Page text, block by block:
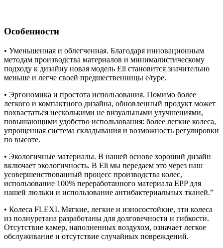
Особенности
• Уменьшенная и облегченная. Благодаря инновационным
методам производства материалов и минималистическому
подходу к дизайну новая модель Eli становится значительно
меньше и легче своей предшественницы e/type.
• Эргономика и простота использования. Помимо более
легкого и компактного дизайна, обновленный продукт может
похвастаться несколькими не визуальными улучшениями,
повышающими удобство использования: более легкие колеса,
упрощенная система складывания и возможность регулировки
по высоте.
• Экологичные материалы. В нашей основе хороший дизайн
включает экологичность. В Eli мы передаем это через наш
усовершенствованный процесс производства колес,
использование 100% переработанного материала EPP для
нашей люльки и использование антибактериальных тканей.”
• Колеса FLEXI. Мягкие, легкие и износостойкие, эти колеса
из полиуретана разработаны для долговечности и гибкости.
Отсутствие камер, наполненных воздухом, означает легкое
обслуживание и отсутствие случайных повреждений.